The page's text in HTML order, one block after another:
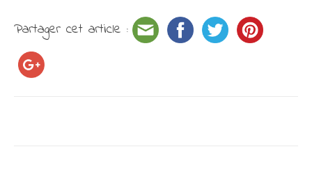
Partager cet article :